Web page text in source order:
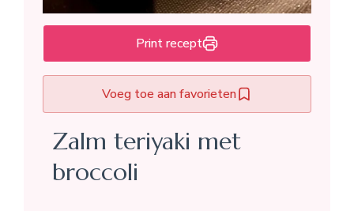
Print recept
Voeg toe aan favorieten
Zalm teriyaki met
broccoli